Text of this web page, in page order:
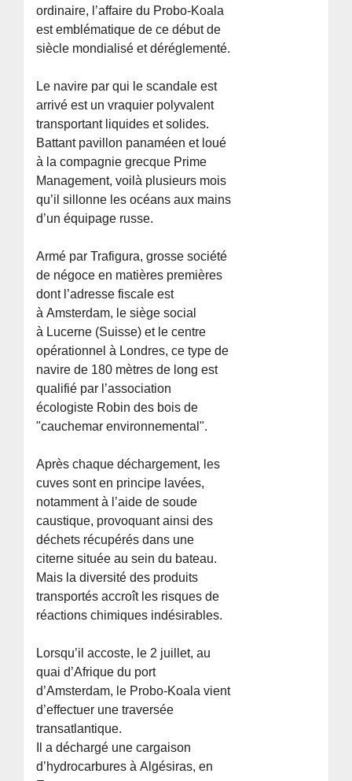
ordinaire, l’affaire du Probo-Koala
est emblématique de ce début de
siècle mondialisé et déréglementé.
Le navire par qui le scandale est
arrivé est un vraquier polyvalent
transportant liquides et solides.
Battant pavillon panaméen et loué
à la compagnie grecque Prime
Management, voilà plusieurs mois
qu’il sillonne les océans aux mains
d’un équipage russe.
Armé par Trafigura, grosse société
de négoce en matières premières
dont l’adresse fiscale est
à Amsterdam, le siège social
à Lucerne (Suisse) et le centre
opérationnel à Londres, ce type de
navire de 180 mètres de long est
qualifié par l’association
écologiste Robin des bois de
"cauchemar environnemental".
Après chaque déchargement, les
cuves sont en principe lavées,
notamment à l’aide de soude
caustique, provoquant ainsi des
déchets récupérés dans une
citerne située au sein du bateau.
Mais la diversité des produits
transportés accroît les risques de
réactions chimiques indésirables.
Lorsqu’il accoste, le 2 juillet, au
quai d’Afrique du port
d’Amsterdam, le Probo-Koala vient
d’effectuer une traversée
transatlantique.
Il a déchargé une cargaison
d’hydrocarbures à Algésiras, en